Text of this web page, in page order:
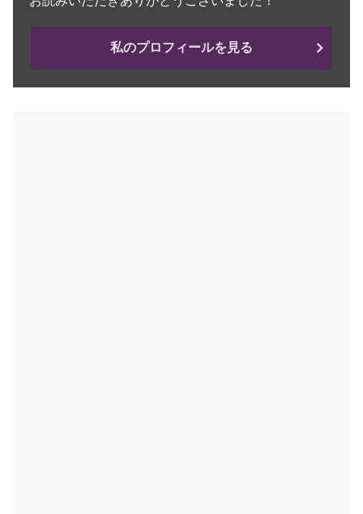
私のプロフィールを見る